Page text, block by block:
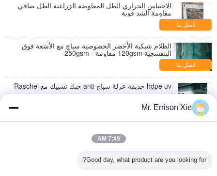
الاحتباس الحراري الظل المعاوضة الزراعية الظل صافي
مقاومة الشد قوية
اتصل بنا
الظلام شبكية الأخضر الخصوصية سياج مع الأشعة فوق
البنفسجية 120gsm مقاومة - 250gsm
اتصل بنا
hdpe uv حديقة عزلة سياج anti حبك تشبيك مع Raschel
اتصل بنا
للأشعة فوق البنفسجية 220G بريس فيو الشد العالية
hdpe Raschel يحبك يحبك دفيئة سياج تشبيك مع anti uv
Mr. Errison Xie
7:49 AM
Good day, what product are you looking for?